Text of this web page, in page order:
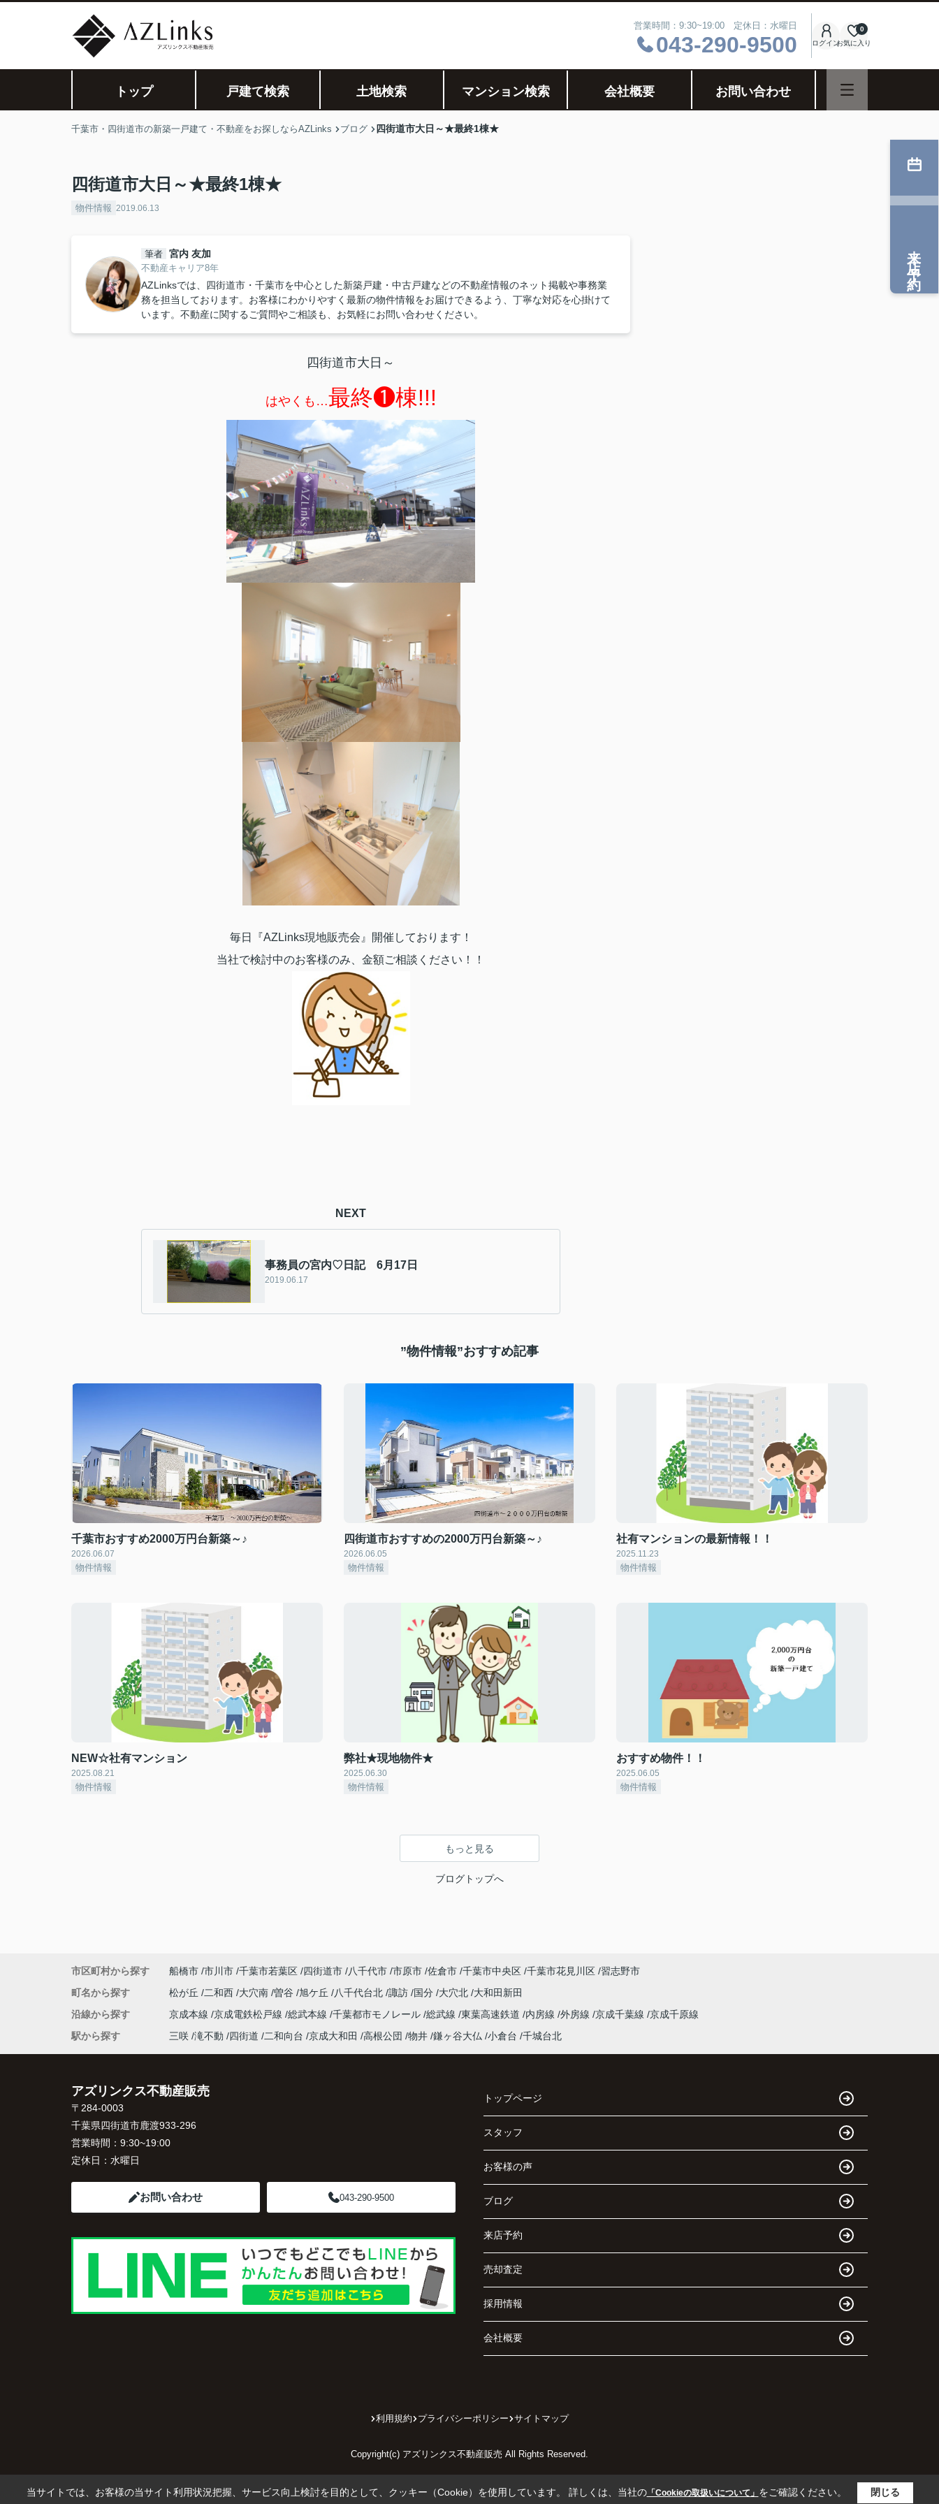
営業時間：9:30~19:00 定休日：水曜日
043-290-9500 ログインお気に入り
0
トップ 戸建て検索 土地検索 マンション検索 会社概要 お問い合わせ
千葉市・四街道市の新築一戸建て・不動産をお探しならAZLinks ブログ 四街道市大日～★最終1棟★
四街道市大日～★最終1棟★
物件情報 2019.06.13
筆者 宮内 友加
不動産キャリア8年
AZLinksでは、四街道市・千葉市を中心とした新築戸建・中古戸建などの不動産情報のネット掲載や事務業
務を担当しております。お客様にわかりやすく最新の物件情報をお届けできるよう、丁寧な対応を心掛けて
います。不動産に関するご質問やご相談も、お気軽にお問い合わせください。
四街道市大日～
はやくも…最終❶棟!!!
毎日『AZLinks現地販売会』開催しております！
当社で検討中のお客様のみ、金額ご相談ください！！
NEXT
事務員の宮内♡日記 6月17日
2019.06.17
”物件情報”おすすめ記事
千葉市おすすめ2000万円台新築～♪
2026.06.07
物件情報
四街道市おすすめの2000万円台新築～♪
2026.06.05
物件情報
社有マンションの最新情報！！
2025.11.23
物件情報
NEW☆社有マンション
2025.08.21
物件情報
弊社★現地物件★
2025.06.30
物件情報
おすすめ物件！！
2025.06.05
物件情報
もっと見る
ブログトップへ
来店予約
市区町村から探す 船橋市 市川市 千葉市若葉区 四街道市 八千代市 市原市 佐倉市 千葉市中央区 千葉市花見川区 習志野市
町名から探す
松が丘 二和西 大穴南 曽谷 旭ケ丘 八千代台北 諏訪 国分 大穴北 大和田新田
沿線から探す
京成本線 京成電鉄松戸線 総武本線 千葉都市モノレール 総武線 東葉高速鉄道 内房線 外房線 京成千葉線 京成千原線
駅から探す
三咲 滝不動 四街道 二和向台 京成大和田 高根公団 物井 鎌ヶ谷大仏 小倉台 千城台北
アズリンクス不動産販売
〒284-0003
千葉県四街道市鹿渡933-296
営業時間： 9:30~19:00
定休日： 水曜日
お問い合わせ 043-290-9500
トップページ
スタッフ
お客様の声
ブログ
来店予約
売却査定
採用情報
会社概要
利用規約 プライバシーポリシー サイトマップ
Copyright(c) アズリンクス不動産販売 All Rights Reserved.
当サイトでは、お客様の当サイト利用状況把握、サービス向上検討を目的として、クッキー（Cookie）を使用しています。 詳しくは、当社の「Cookieの取扱いについて」 をご確認ください。 閉じる